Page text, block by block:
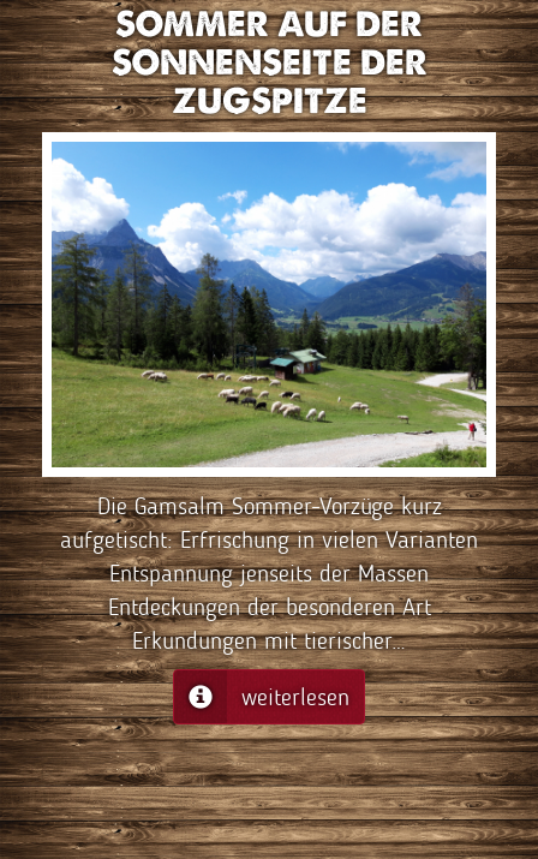
SOMMER AUF DER
SONNENSEITE DER
ZUGSPITZE
Die Gamsalm Sommer-Vorzüge kurz
aufgetischt: Erfrischung in vielen Varianten
Entspannung jenseits der Massen
Entdeckungen der besonderen Art
Erkundungen mit tierischer…
weiterlesen